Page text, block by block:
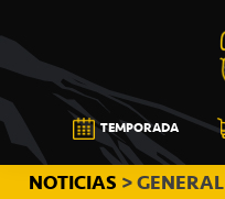
a
la
navegación
principal
al
contenido
principal
a
la
barra
lateral
principal
CB
CANARIAS
TEMPORADA
NOTICIAS > GENERAL